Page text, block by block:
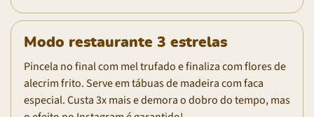
Modo restaurante 3 estrelas
Pincela no final com mel trufado e finaliza com flores de
alecrim frito. Serve em tábuas de madeira com faca
especial. Custa 3x mais e demora o dobro do tempo, mas